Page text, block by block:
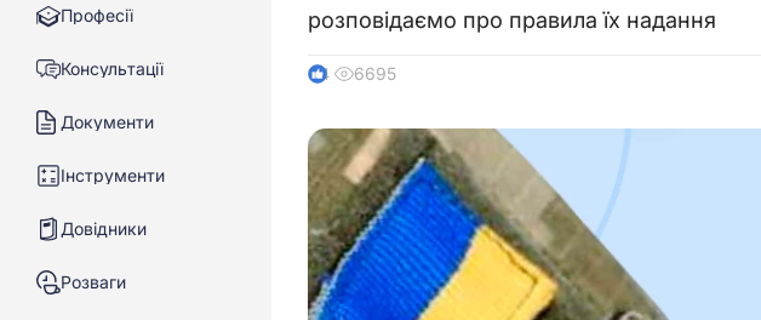
Професії
Консультації
Документи
Інструменти
Довідники
Розваги
розповідаємо про правила їх надання
4 6695